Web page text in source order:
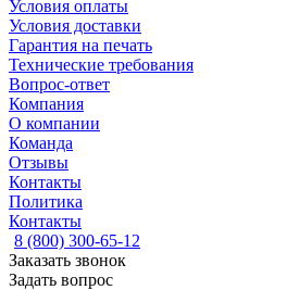
Условия оплаты
Условия доставки
Гарантия на печать
Технические требования
Вопрос-ответ
Компания
О компании
Команда
Отзывы
Контакты
Политика
Контакты
8 (800) 300-65-12
Заказать звонок
Задать вопрос